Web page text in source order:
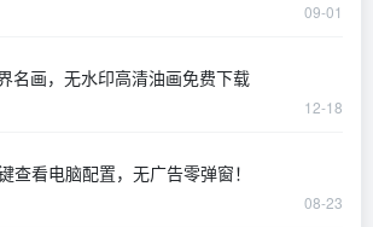
09-01
名画，无水印高清油画免费下载
12-18
查看电脑配置，无广告零弹窗！
08-23